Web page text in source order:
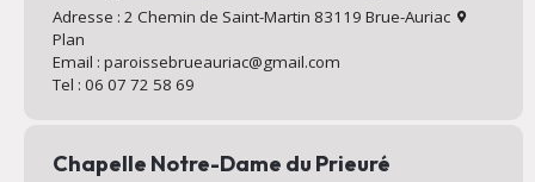
Adresse : 2 Chemin de Saint-Martin 83119 Brue-Auriac
Plan
Email : paroissebrueauriac@gmail.com
Tel : 06 07 72 58 69
Chapelle Notre-Dame du Prieuré